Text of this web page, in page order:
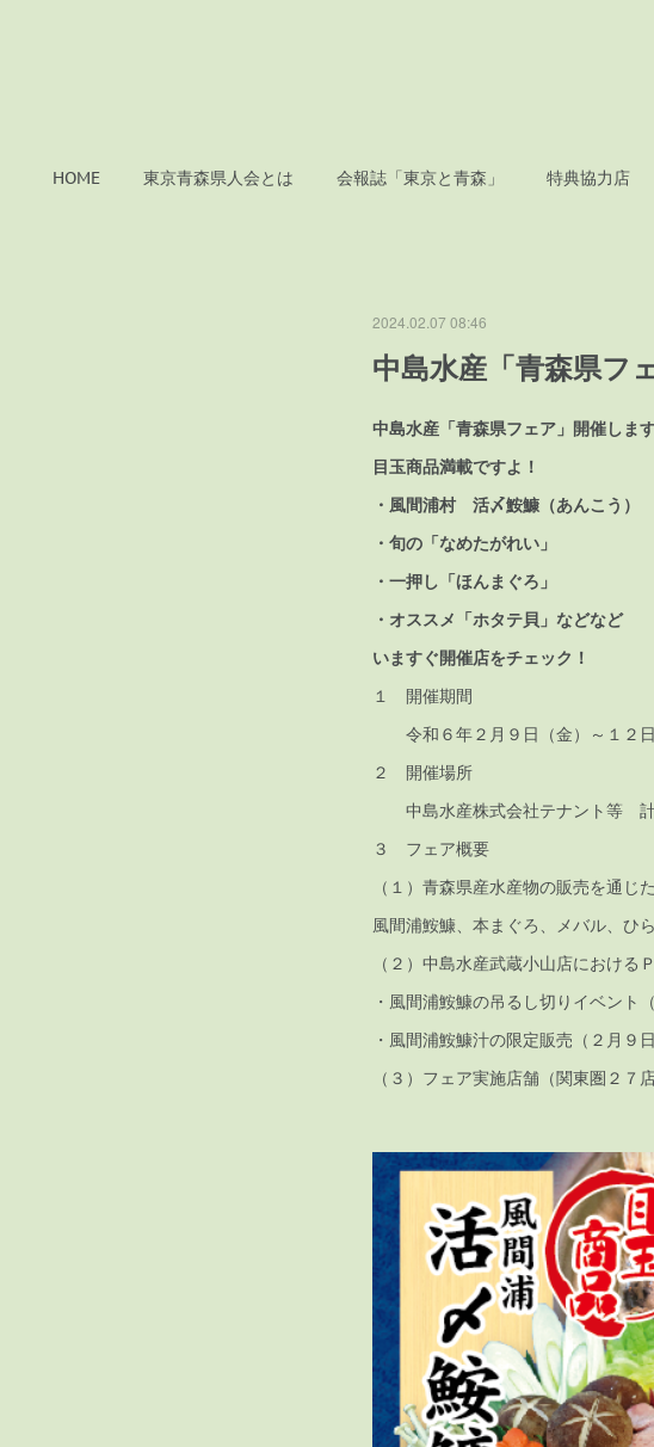
HOME 東京青森県人会とは 会報誌「東京と青森」 特典協力店
2024.02.07 08:46
中島水産「青森県フ
中島水産「青森県フェア」開催します
目玉商品満載ですよ！
・風間浦村 活〆鮟鱇（あんこう）
・旬の「なめたがれい」
・一押し「ほんまぐろ」
・オススメ「ホタテ貝」などなど
いますぐ開催店をチェック！
１ 開催期間
令和６年２月９日（金）～１２日
２ 開催場所
中島水産株式会社テナント等 計
３ フェア概要
（１）青森県産水産物の販売を通じ
風間浦鮟鱇、本まぐろ、メバル、
（２）中島水産武蔵小山店における
・風間浦鮟鱇の吊るし切りイベン
・風間浦鮟鱇汁の限定販売（２月
（３）フェア実施店舗（関東圏２７店